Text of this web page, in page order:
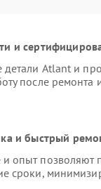
и
детали Atlant и
после ремонта
и быстрый
опыт позволяют
сроки,